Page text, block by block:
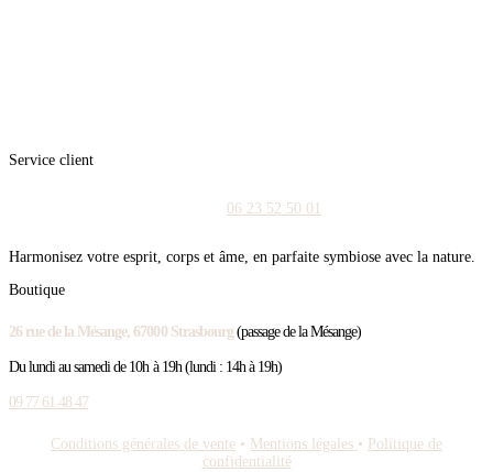
Service client
06 23 52 50 01
Harmonisez votre esprit, corps et âme, en parfaite symbiose avec la nature.
Boutique
26 rue de la Mésange, 67000 Strasbourg(passage de la Mésange)
Du lundi au samedi de 10h à 19h (lundi : 14h à 19h)
09 77 61 48 47
Conditions générales de vente • Mentions légales • Politique de
confidentialité